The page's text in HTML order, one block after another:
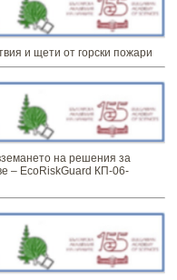
и щети от горски пожари
на решения за
– EcoRiskGuard КП-06-